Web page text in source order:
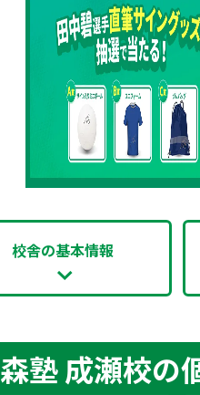
校舎の基本情報
森塾 成瀬校の